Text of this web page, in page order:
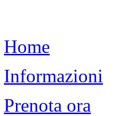
Home
Informazioni
Prenota ora